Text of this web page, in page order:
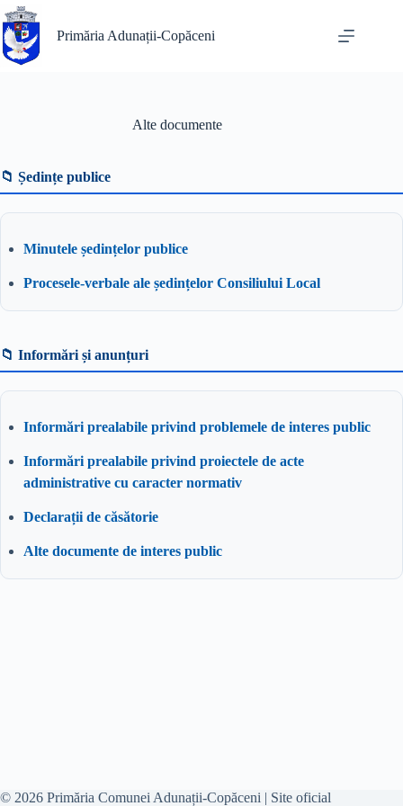
Sari
la
conținut
Primăria Adunații-Copăceni
Alte documente
📁 Ședințe publice
Minutele ședințelor publice
Procesele-verbale ale ședințelor Consiliului Local
📁 Informări și anunțuri
Informări prealabile privind problemele de interes public
Informări prealabile privind proiectele de acte
administrative cu caracter normativ
Declarații de căsătorie
Alte documente de interes public
© 2026 Primăria Comunei Adunații-Copăceni | Site oficial